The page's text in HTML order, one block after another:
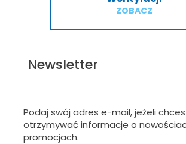
ZOBACZ
Newsletter
Podaj swój adres e-mail, jeżeli
otrzymywać informacje o
promocjach.